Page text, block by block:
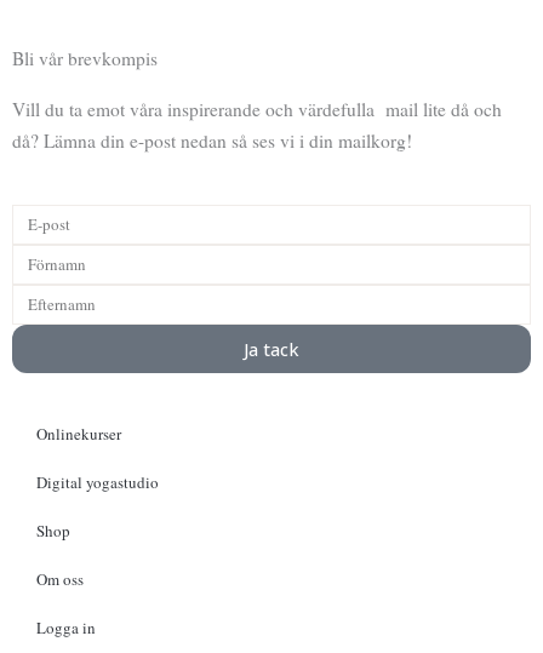
a
c
e
b
o
o
k
n
s
t
r
m
u
t
e
d
c
t
Bli vår brevkompis
Vill du ta emot våra inspirerande och värdefulla mail lite då och
då? Lämna din e-post nedan så ses vi i din mailkorg!
Ja tack
Onlinekurser
Digital yogastudio
Shop
Om oss
Logga in